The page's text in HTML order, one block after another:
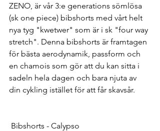
ZENO, är vår 3:e generations sömlösa
(sk one piece) bibshorts med vårt helt
nya tyg "kwetwer" som är i sk "four way
stretch". Denna bibshorts är framtagen
för bästa aerodynamik, passform och
en chamois som gör att du kan sitta i
sadeln hela dagen och bara njuta av
din cykling istället för att får skavsår.
Bibshorts - Calypso